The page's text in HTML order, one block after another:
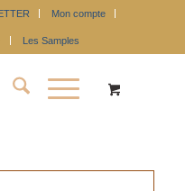
Mon compte
Les Samples